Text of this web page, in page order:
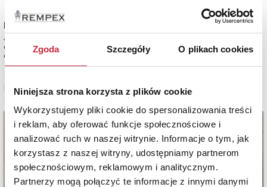
Zgoda Szczegóły O plikach cookies
Niniejsza strona korzysta z plików cookie
Wykorzystujemy pliki cookie do spersonalizowania treści
i reklam, aby oferować funkcje społecznościowe i
analizować ruch w naszej witrynie. Informacje o tym, jak
korzystasz z naszej witryny, udostępniamy partnerom
społecznościowym, reklamowym i analitycznym.
Partnerzy mogą połączyć te informacje z innymi danymi
Jan MATEJKO (1838-1893) - według
drzeworyt podmalowany akwarelą, papier; 22 x 29 cm (w świetle oprawy);
estymacja: 2 800 - 3 300 zł
Zobacz pełne informacje